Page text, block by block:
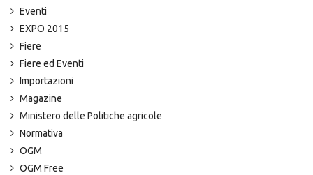
Eventi
EXPO 2015
Fiere
Fiere ed Eventi
Importazioni
Magazine
Ministero delle Politiche agricole
Normativa
OGM
OGM Free